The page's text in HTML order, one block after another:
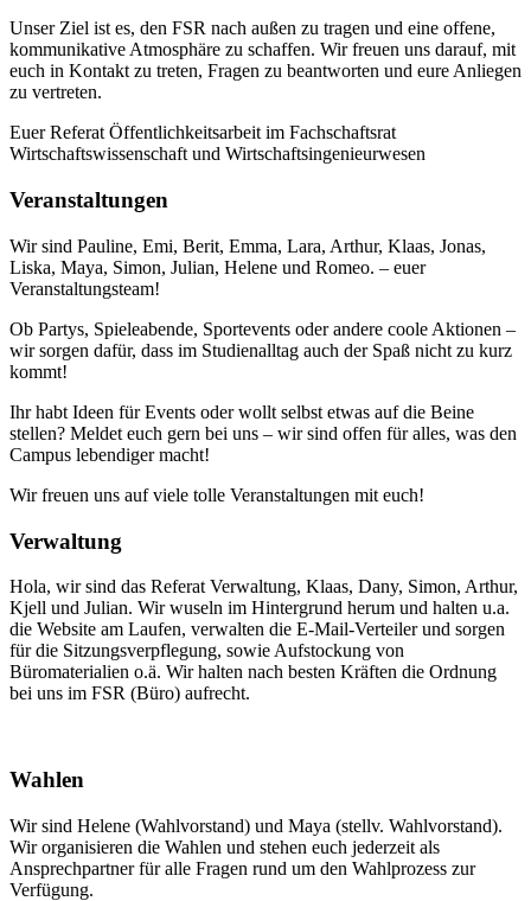
Unser Ziel ist es, den FSR nach außen zu tragen und eine offene,
kommunikative Atmosphäre zu schaffen. Wir freuen uns darauf, mit
euch in Kontakt zu treten, Fragen zu beantworten und eure Anliegen
zu vertreten.
Euer Referat Öffentlichkeitsarbeit im Fachschaftsrat
Wirtschaftswissenschaft und Wirtschaftsingenieurwesen
Veranstaltungen
Wir sind Pauline, Emi, Berit, Emma, Lara, Arthur, Klaas, Jonas,
Liska, Maya, Simon, Julian, Helene und Romeo. – euer
Veranstaltungsteam!
Ob Partys, Spieleabende, Sportevents oder andere coole Aktionen –
wir sorgen dafür, dass im Studienalltag auch der Spaß nicht zu kurz
kommt!
Ihr habt Ideen für Events oder wollt selbst etwas auf die Beine
stellen? Meldet euch gern bei uns – wir sind offen für alles, was den
Campus lebendiger macht!
Wir freuen uns auf viele tolle Veranstaltungen mit euch!
Verwaltung
Hola, wir sind das Referat Verwaltung, Klaas, Dany, Simon, Arthur,
Kjell und Julian. Wir wuseln im Hintergrund herum und halten u.a.
die Website am Laufen, verwalten die E-Mail-Verteiler und sorgen
für die Sitzungsverpflegung, sowie Aufstockung von
Büromaterialien o.ä. Wir halten nach besten Kräften die Ordnung
bei uns im FSR (Büro) aufrecht.
Wahlen
Wir sind Helene (Wahlvorstand) und Maya (stellv. Wahlvorstand).
Wir organisieren die Wahlen und stehen euch jederzeit als
Ansprechpartner für alle Fragen rund um den Wahlprozess zur
Verfügung.